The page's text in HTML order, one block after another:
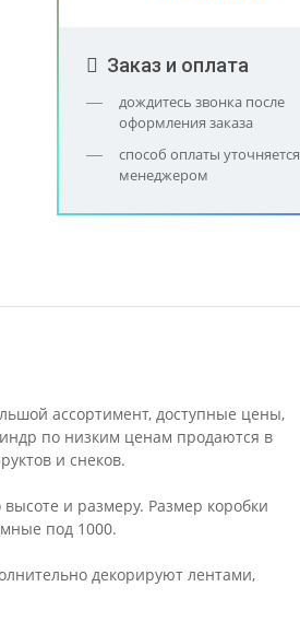
Заказ и оплата
дождитесь звонка после
оформления заказа
способ оплаты уточняется
менеджером
ассортимент, доступные цены,
по низким ценам продаются в
и снеков.
и размеру. Размер коробки
под 1000.
декорируют лентами,